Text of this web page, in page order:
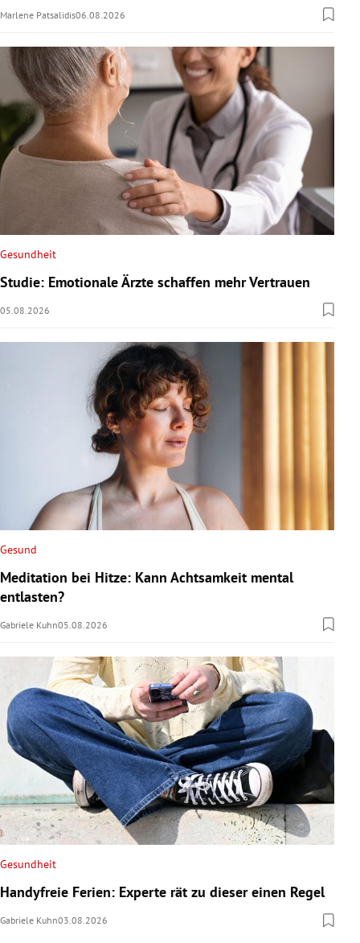
Marlene Patsalidis06.08.2026
Gesundheit
Studie: Emotionale Ärzte schaffen mehr Vertrauen
05.08.2026
Gesund
Meditation bei Hitze: Kann Achtsamkeit mental
entlasten?
Gabriele Kuhn05.08.2026
Gesundheit
Handyfreie Ferien: Experte rät zu dieser einen Regel
Gabriele Kuhn03.08.2026